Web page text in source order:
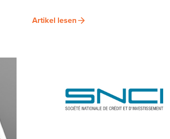
Artikel lesen